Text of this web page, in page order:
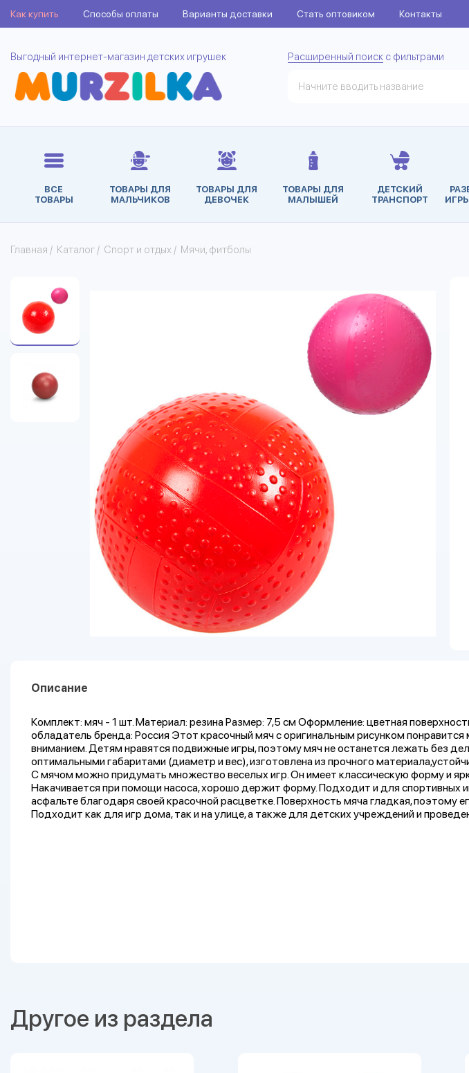
Как купить Способы оплаты Варианты доставки Стать оптовиком Контакты
Выгодный интернет-магазин детских игрушек Расширенный поиск с фильтрами
ВСЕ
ТОВАРЫ
ТОВАРЫ ДЛЯ
МАЛЬЧИКОВ
ТОВАРЫ ДЛЯ
ДЕВОЧЕК
ТОВАРЫ ДЛЯ
МАЛЫШЕЙ
ДЕТСКИЙ
ТРАНСПОРТ
Главная / Каталог / Спорт и отдых / Мячи, фитболы
Описание
Комплект: мяч - 1 шт. Материал: резина Размер: 7,5 см Оформление: цветная
обладатель бренда: Россия Этот красочный мяч с оригинальным рисунком
вниманием. Детям нравятся подвижные игры, поэтому мяч не останется лежать без
оптимальными габаритами (диаметр и вес), изготовлена из прочного
С мячом можно придумать множество веселых игр. Он имеет классическую форму и
Накачивается при помощи насоса, хорошо держит форму. Подходит и для спортивных
асфальте благодаря своей красочной расцветке. Поверхность мяча гладкая, поэтому
Подходит как для игр дома, так и на улице, а также для детских учреждений и
Другое из раздела